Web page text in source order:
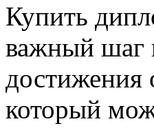
Купить
важный шаг
достижения
который